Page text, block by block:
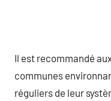
Il est recommandé
communes
réguliers de leur